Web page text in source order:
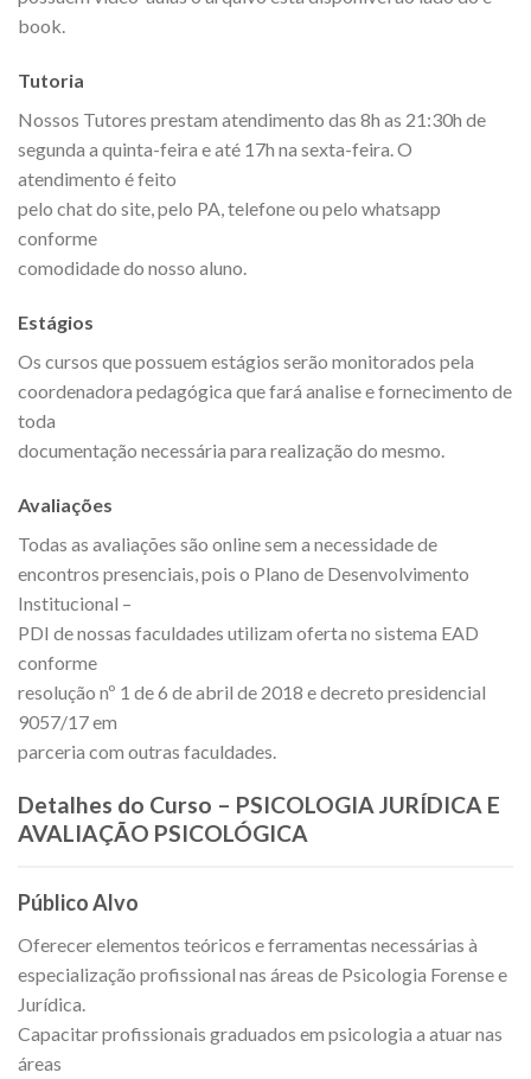
book.
Tutoria
Nossos Tutores prestam atendimento das 8h as 21:30h de
segunda a quinta-feira e até 17h na sexta-feira. O
atendimento é feito
pelo chat do site, pelo PA, telefone ou pelo whatsapp
conforme
comodidade do nosso aluno.
Estágios
Os cursos que possuem estágios serão monitorados pela
coordenadora pedagógica que fará analise e fornecimento de
toda
documentação necessária para realização do mesmo.
Avaliações
Todas as avaliações são online sem a necessidade de
encontros presenciais, pois o Plano de Desenvolvimento
Institucional –
PDI de nossas faculdades utilizam oferta no sistema EAD
conforme
resolução nº 1 de 6 de abril de 2018 e decreto presidencial
9057/17 em
parceria com outras faculdades.
Detalhes do Curso – PSICOLOGIA JURÍDICA E
AVALIAÇÃO PSICOLÓGICA
Público Alvo
Oferecer elementos teóricos e ferramentas necessárias à
especialização profissional nas áreas de Psicologia Forense e
Jurídica.
Capacitar profissionais graduados em psicologia a atuar nas
áreas